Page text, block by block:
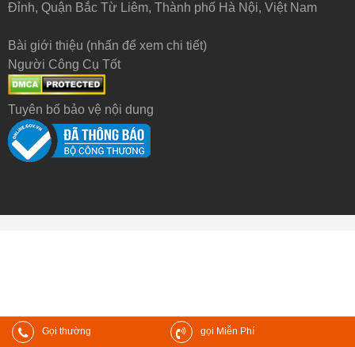
Đỉnh, Quận Bắc Từ Liêm, Thành phố Hà Nội, Việt Nam
Bài giới thiệu (nhấn để xem chi tiết)
Người Công Cụ Tốt
Tuyên bố bảo vệ nội dung
Gọi thường gọi Miễn Phí